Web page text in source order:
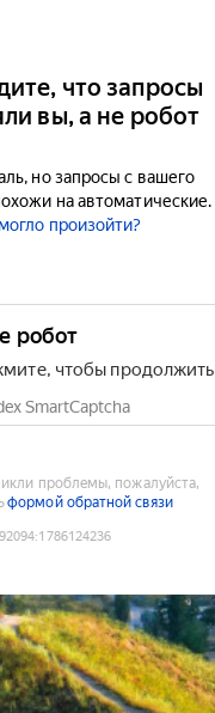
что запросы
вы, а не робот
но запросы с вашего
на автоматические.
произойти?
робот
чтобы продолжить
SmartCaptcha
проблемы, пожалуйста,
формой обратной связи
:1786124236